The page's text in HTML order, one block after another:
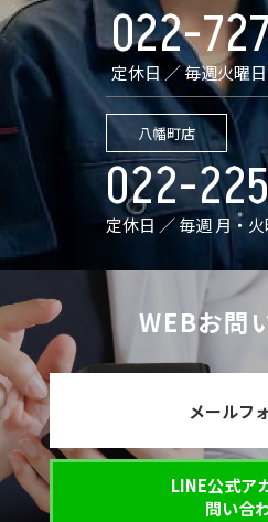
022-
定休日 ／ 毎週火曜日
八幡町店
022-
定休日 ／ 毎週 月・火
WEBお問
メールフ
LINE公式ア
問い合